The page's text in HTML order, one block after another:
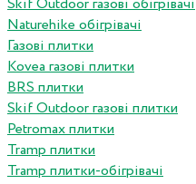
Skif Outdoor газові обігрівачі
Naturehike обігрівачі
Газові плитки
Kovea газові плитки
BRS плитки
Skif Outdoor газові плитки
Petromax плитки
Tramp плитки
Tramp плитки-обігрівачі